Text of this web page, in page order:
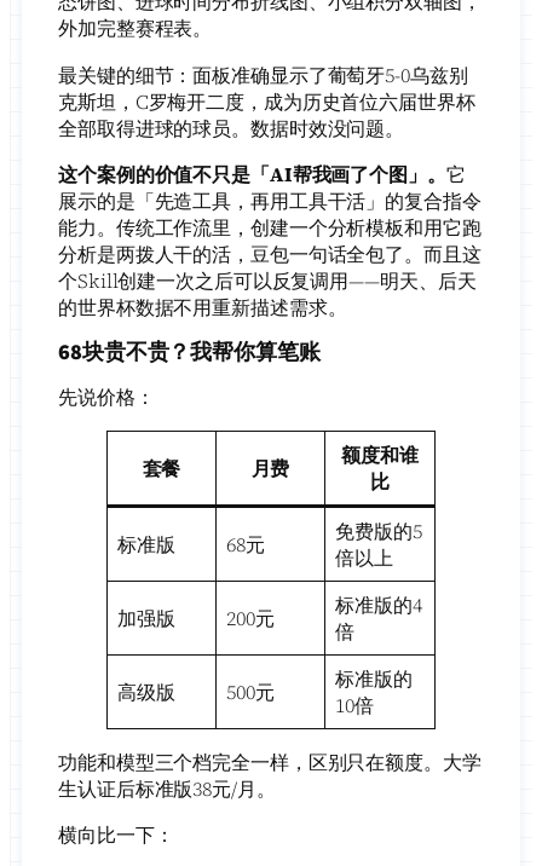
外加完整赛程表。
最关键的细节：面板准确显示了葡萄牙5-0乌兹别
克斯坦，C罗梅开二度，成为历史首位六届世界杯
全部取得进球的球员。数据时效没问题。
这个案例的价值不只是「AI帮我画了个图」。 它
展示的是「先造工具，再用工具干活」的复合指令
能力。传统工作流里，创建一个分析模板和用它跑
分析是两拨人干的活，豆包一句话全包了。而且这
个Skill创建一次之后可以反复调用——明天、后天
的世界杯数据不用重新描述需求。
68块贵不贵？我帮你算笔账
先说价格：
套餐 月费
额度和谁
比
标准版 68元
免费版的5
倍以上
加强版 200元
标准版的4
倍
高级版 500元
标准版的
10倍
功能和模型三个档完全一样，区别只在额度。大学
生认证后标准版38元/月。
横向比一下：